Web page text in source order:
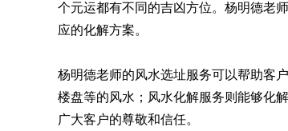
个元运都有不同的吉凶方位。杨明德老
应的化解方案。
杨明德老师的风水选址服务可以帮助客
楼盘等的风水；风水化解服务则能够化
广大客户的尊敬和信任。